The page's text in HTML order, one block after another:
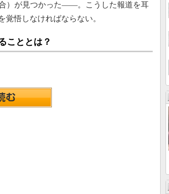
）が見つかった――。こうした報道を耳
悟しなければならない。
こととは？